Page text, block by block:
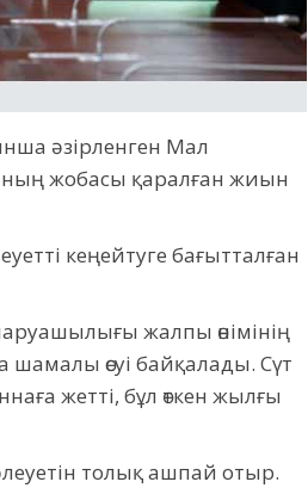
әзірленген Мал
жобасы қаралған жиын
кеңейтуге бағытталған
жалпы өнімінің
өсуі байқалады. Сүт
жетті, бұл өткен жылғы
толық ашпай отыр.